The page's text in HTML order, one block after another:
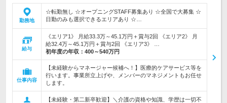
勤務地
☆転勤無し ☆オープニングSTAFF募集あり ☆全国で大募集 ☆
日勤のみも選択できるエリアあり ☆…
給与
《エリア1》 月給33.3万～45.1万円＋賞与2回 《エリア2》 月
給32.4万～45.1万円＋賞与2回 《エリア3》 …
初年度の年収： 400～540万円
仕事内容
【未経験からマネージャー候補へ！】医療的ケアサービス等を
行います。事業所立上げや、メンバーのマネジメントもお任せ
します。
【未経験・第二新卒歓迎】＼介護の資格や知識、学歴は一切不